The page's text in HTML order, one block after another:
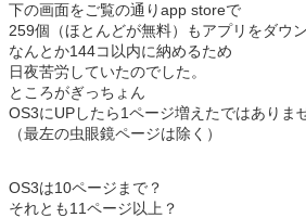
下の画面をご覧の通りapp storeで
259個（ほとんどが無料）もアプリをダウ
なんとか144コ以内に納めるため
日夜苦労していたのでした。
ところがぎっちょん
OS3にUPしたら1ページ増えたではありま
（最左の虫眼鏡ページは除く）
OS3は10ページまで？
それとも11ページ以上？